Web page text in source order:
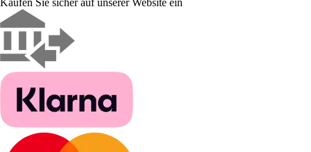
Kaufen Sie sicher auf unserer Website ein